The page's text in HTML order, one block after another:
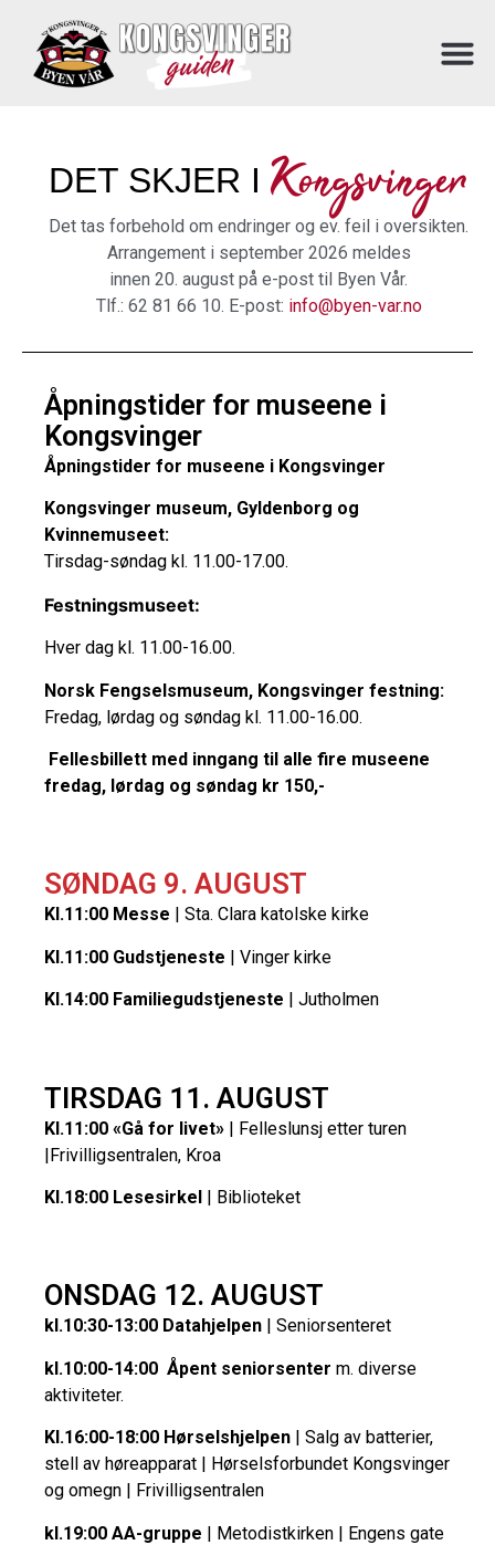
DET SKJER I Kongsvinger
Det tas forbehold om endringer og ev. feil i oversikten.
Arrangement i september 2026 meldes
innen 20. august på e-post til Byen Vår.
Tlf.: 62 81 66 10. E-post: info@byen-var.no
Åpningstider for museene i
Kongsvinger
Åpningstider for museene i Kongsvinger
Kongsvinger museum, Gyldenborg og
Kvinnemuseet:
Tirsdag-søndag kl. 11.00-17.00.
Festningsmuseet:
Hver dag kl. 11.00-16.00.
Norsk Fengselsmuseum, Kongsvinger festning:
Fredag, lørdag og søndag kl. 11.00-16.00.
Fellesbillett med inngang til alle fire museene
fredag, lørdag og søndag kr 150,-
SØNDAG 9. AUGUST
Kl.11:00 Messe | Sta. Clara katolske kirke
Kl.11:00 Gudstjeneste | Vinger kirke
Kl.14:00 Familiegudstjeneste | Jutholmen
TIRSDAG 11. AUGUST
Kl.11:00 «Gå for livet» | Felleslunsj etter turen
|Frivilligsentralen, Kroa
Kl.18:00 Lesesirkel | Biblioteket
ONSDAG 12. AUGUST
kl.10:30-13:00 Datahjelpen | Seniorsenteret
kl.10:00-14:00 Åpent seniorsenter m. diverse
aktiviteter.
Kl.16:00-18:00 Hørselshjelpen | Salg av batterier,
stell av høreapparat | Hørselsforbundet Kongsvinger
og omegn | Frivilligsentralen
kl.19:00 AA-gruppe | Metodistkirken | Engens gate